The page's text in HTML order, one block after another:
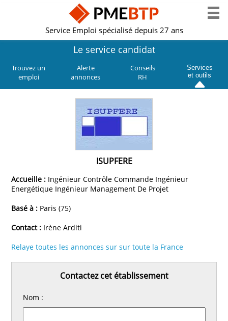
Service Emploi spécialisé depuis 27 ans
Le service candidat
Trouvez un
emploi
Alerte
annonces
Conseils
RH
Services
et outils
ISUPFERE
Accueille : Ingénieur Contrôle Commande Ingénieur
Energétique Ingénieur Management De Projet
Basé à : Paris (75)
Contact : Irène Arditi
Relaye toutes les annonces sur sur toute la France
Contactez cet établissement
Nom :